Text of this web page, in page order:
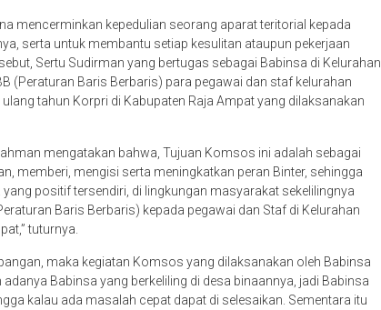
mencerminkan kepedulian seorang aparat teritorial kepada
serta untuk membantu setiap kesulitan ataupun pekerjaan
Sertu Sudirman yang bertugas sebagai Babinsa di Kelurahan
(Peraturan Baris Berbaris) para pegawai dan staf kelurahan
tahun Korpri di Kabupaten Raja Ampat yang dilaksanakan
mengatakan bahwa, Tujuan Komsos ini adalah sebagai
memberi, mengisi serta meningkatkan peran Binter, sehingga
positif tersendiri, di lingkungan masyarakat sekelilingnya
Baris Berbaris) kepada pegawai dan Staf di Kelurahan
tuturnya.
maka kegiatan Komsos yang dilaksanakan oleh Babinsa
Babinsa yang berkeliling di desa binaannya, jadi Babinsa
kalau ada masalah cepat dapat di selesaikan. Sementara itu